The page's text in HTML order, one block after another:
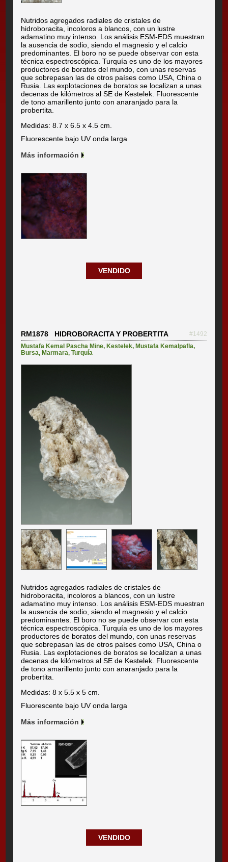
Nutridos agregados radiales de cristales de
hidroboracita, incoloros a blancos, con un lustre
adamatino muy intenso. Los análisis ESM-EDS muestran
la ausencia de sodio, siendo el magnesio y el calcio
predominantes. El boro no se puede observar con esta
técnica espectroscópica. Turquía es uno de los mayores
productores de boratos del mundo, con unas reservas
que sobrepasan las de otros países como USA, China o
Rusia. Las explotaciones de boratos se localizan a unas
decenas de kilómetros al SE de Kestelek. Fluorescente
de tono amarillento junto con anaranjado para la
probertita.
Medidas: 8.7 x 6.5 x 4.5 cm.
Fluorescente bajo UV onda larga
Más información
VENDIDO
RM1878 HIDROBORACITA Y PROBERTITA
#1492
Mustafa Kemal Pascha Mine, Kestelek, Mustafa Kemalpafla,
Bursa, Marmara,Turquía
Nutridos agregados radiales de cristales de
hidroboracita, incoloros a blancos, con un lustre
adamatino muy intenso. Los análisis ESM-EDS muestran
la ausencia de sodio, siendo el magnesio y el calcio
predominantes. El boro no se puede observar con esta
técnica espectroscópica. Turquía es uno de los mayores
productores de boratos del mundo, con unas reservas
que sobrepasan las de otros países como USA, China o
Rusia. Las explotaciones de boratos se localizan a unas
decenas de kilómetros al SE de Kestelek. Fluorescente
de tono amarillento junto con anaranjado para la
probertita.
Medidas: 8 x 5.5 x 5 cm.
Fluorescente bajo UV onda larga
Más información
VENDIDO